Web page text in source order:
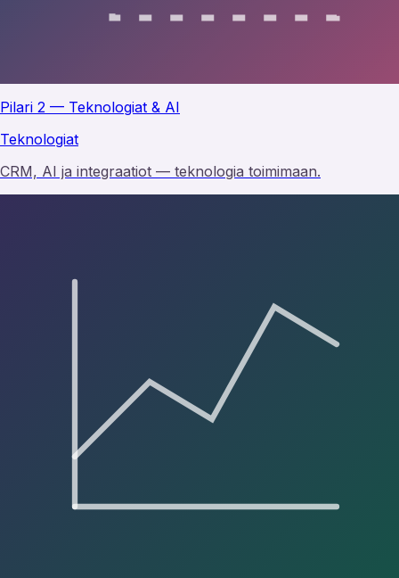
Pilari 2 — Teknologiat & AI
Teknologiat
CRM, AI ja integraatiot — teknologia toimimaan.